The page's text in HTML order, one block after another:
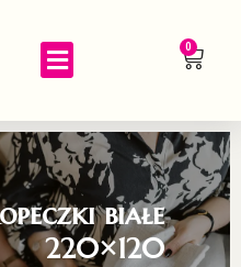
0
białe
220×120